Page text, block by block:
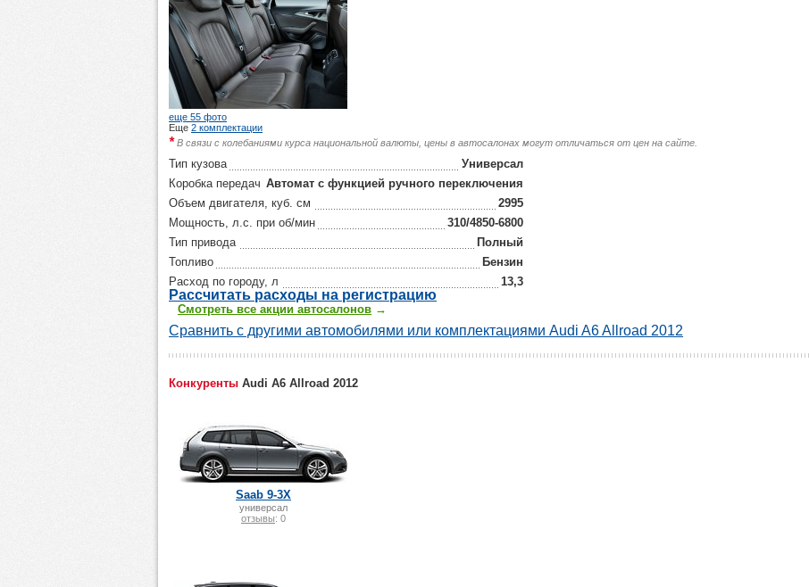
еще 55 фото
Еще 2 комплектации
*В связи с колебаниями курса национальной валюты, цены в автосалонах могут отличаться от цен на сайте.
Тип кузова
Универсал
Коробка передач Автомат с функцией ручного переключения
Объем двигателя, куб. см
2995
Мощность, л.с. при об/мин
310/4850-6800
Тип привода
Полный
Топливо
Бензин
Расход по городу, л
13,3
Рассчитать расходы на регистрацию
Смотреть все акции автосалонов →
Сравнить с другими автомобилями или комплектациями Audi A6 Allroad 2012
Конкуренты Audi A6 Allroad 2012
Saab 9-3X
универсал
отзывы: 0